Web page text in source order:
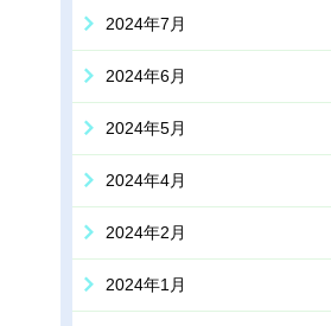
2024年7月
2024年6月
2024年5月
2024年4月
2024年2月
2024年1月